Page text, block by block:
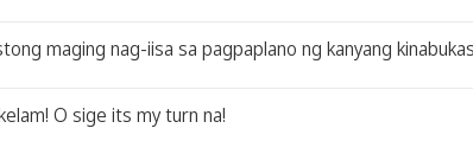
maging nag-iisa sa pagpaplano ng kanyang
O sige its my turn na!